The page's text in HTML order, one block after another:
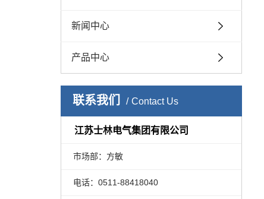
新闻中心
产品中心
联系我们 Contact Us
江苏士林电气集团有限公司
市场部：方敏
电话：0511-88418040